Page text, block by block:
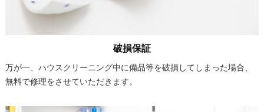
破損保証
万が一、ハウスクリーニング中に備品等を破損してしまった場合、
無料で修理をさせていただきます。